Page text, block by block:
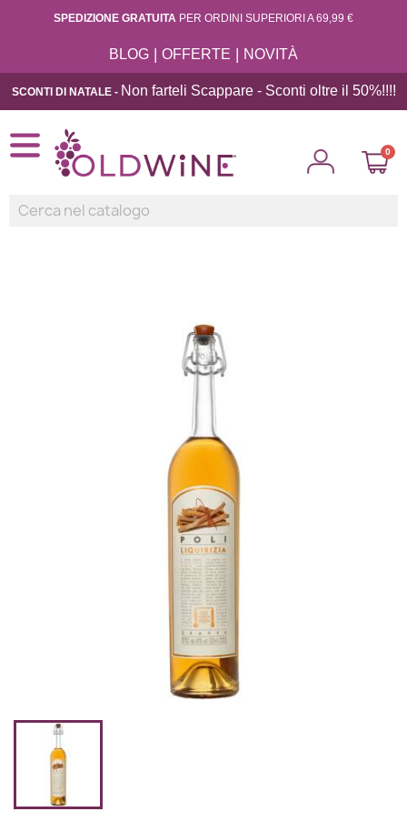
SPEDIZIONE GRATUITA PER ORDINI SUPERIORI A 69,99 €
BLOG | OFFERTE | NOVITÀ
SCONTI DI NATALE - Non farteli Scappare - Sconti oltre il 50%!!!!